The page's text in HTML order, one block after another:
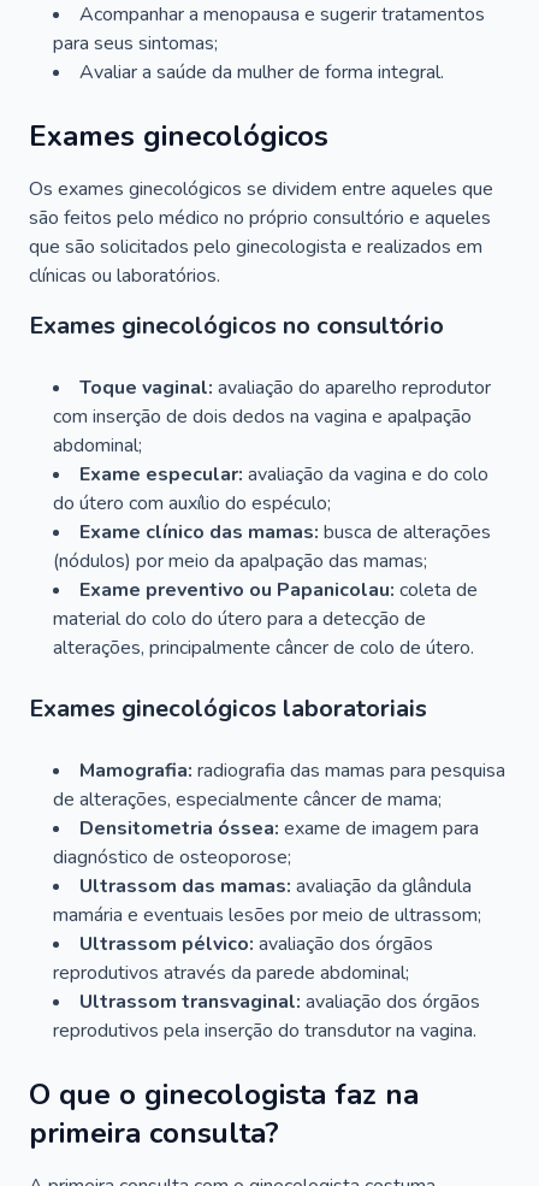
Acompanhar a menopausa e sugerir tratamentos
para seus sintomas;
Avaliar a saúde da mulher de forma integral.
Exames ginecológicos
Os exames ginecológicos se dividem entre aqueles que
são feitos pelo médico no próprio consultório e aqueles
que são solicitados pelo ginecologista e realizados em
clínicas ou laboratórios.
Exames ginecológicos no consultório
Toque vaginal: avaliação do aparelho reprodutor
com inserção de dois dedos na vagina e apalpação
abdominal;
Exame especular: avaliação da vagina e do colo
do útero com auxílio do espéculo;
Exame clínico das mamas: busca de alterações
(nódulos) por meio da apalpação das mamas;
Exame preventivo ou Papanicolau: coleta de
material do colo do útero para a detecção de
alterações, principalmente câncer de colo de útero.
Exames ginecológicos laboratoriais
Mamografia: radiografia das mamas para pesquisa
de alterações, especialmente câncer de mama;
Densitometria óssea: exame de imagem para
diagnóstico de osteoporose;
Ultrassom das mamas: avaliação da glândula
mamária e eventuais lesões por meio de ultrassom;
Ultrassom pélvico: avaliação dos órgãos
reprodutivos através da parede abdominal;
Ultrassom transvaginal: avaliação dos órgãos
reprodutivos pela inserção do transdutor na vagina.
O que o ginecologista faz na
primeira consulta?